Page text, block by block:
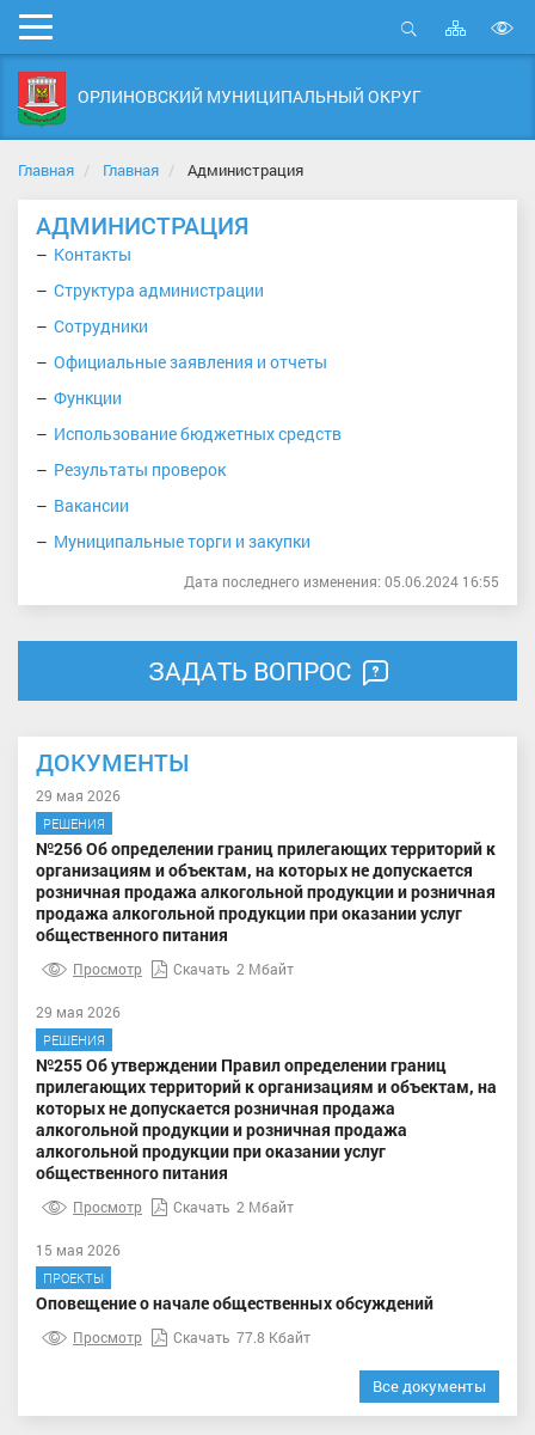
Мобильное
меню
Открыть
Карта
сайта
ОРЛИНОВСКИЙ МУНИЦИПАЛЬНЫЙ ОКРУГ
Главная Главная Администрация
АДМИНИСТРАЦИЯ
Контакты
Структура администрации
Сотрудники
Официальные заявления и отчеты
Функции
Использование бюджетных средств
Результаты проверок
Вакансии
Муниципальные торги и закупки
Дата последнего изменения: 05.06.2024 16:55
ЗАДАТЬ ВОПРОС
ДОКУМЕНТЫ
29 мая 2026
РЕШЕНИЯ
№256 Об определении границ прилегающих территорий к
организациям и объектам, на которых не допускается
розничная продажа алкогольной продукции и розничная
продажа алкогольной продукции при оказании услуг
общественного питания
Просмотр Скачать 2 Мбайт
29 мая 2026
РЕШЕНИЯ
№255 Об утверждении Правил определении границ
прилегающих территорий к организациям и объектам, на
которых не допускается розничная продажа
алкогольной продукции и розничная продажа
алкогольной продукции при оказании услуг
общественного питания
Просмотр Скачать 2 Мбайт
15 мая 2026
ПРОЕКТЫ
Оповещение о начале общественных обсуждений
Просмотр Скачать 77.8 Кбайт
Все документы